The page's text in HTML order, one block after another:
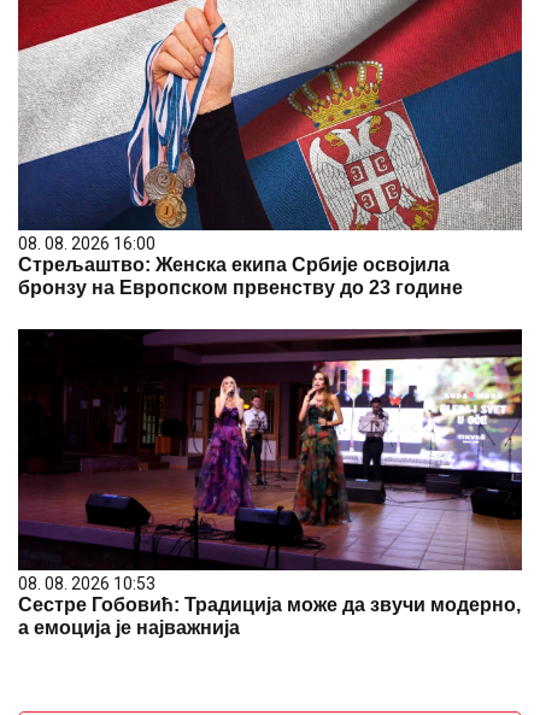
08. 08. 2026 16:00
Стрељаштво: Женска екипа Србије освојила
бронзу на Европском првенству до 23 године
08. 08. 2026 10:53
Сестре Гобовић: Традиција може да звучи модерно,
а емоција је најважнија